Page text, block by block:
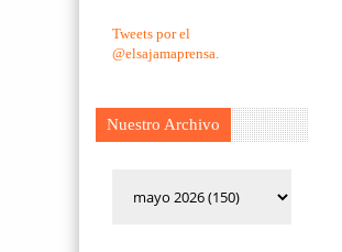
Tweets por el
@elsajamaprensa.
Nuestro Archivo